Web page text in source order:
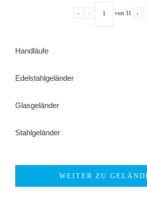
« ‹ von 11 ›
Handläufe
Edelstahlgeländer
Glasgeländer
Stahlgeländer
WEITER ZU